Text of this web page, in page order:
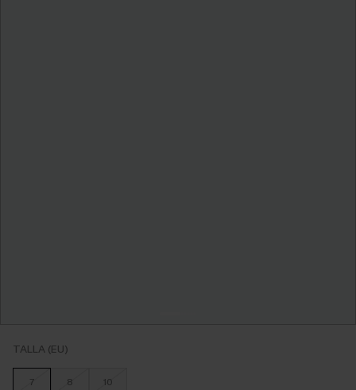
TALLA (EU)
7 8 10